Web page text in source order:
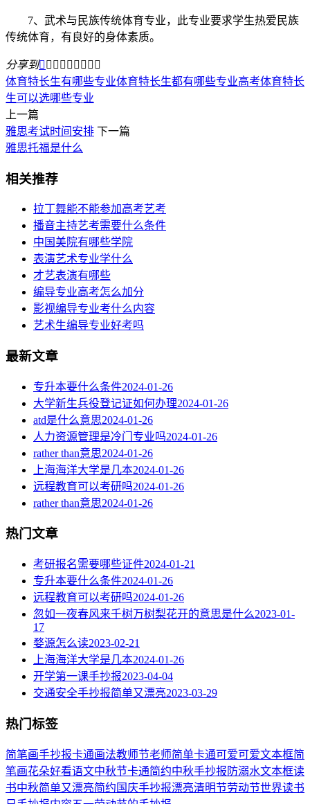
7、武术与民族传统体育专业，此专业要求学生热爱民族
传统体育，有良好的身体素质。
分享到        
体育特长生有哪些专业体育特长生都有哪些专业高考体育特长
生可以选哪些专业
上一篇
雅思考试时间安排 下一篇
雅思托福是什么
相关推荐
拉丁舞能不能参加高考艺考
播音主持艺考需要什么条件
中国美院有哪些学院
表演艺术专业学什么
才艺表演有哪些
编导专业高考怎么加分
影视编导专业考什么内容
艺术生编导专业好考吗
最新文章
专升本要什么条件2024-01-26
大学新生兵役登记证如何办理2024-01-26
atd是什么意思2024-01-26
人力资源管理是冷门专业吗2024-01-26
rather than意思2024-01-26
上海海洋大学是几本2024-01-26
远程教育可以考研吗2024-01-26
rather than意思2024-01-26
热门文章
考研报名需要哪些证件2024-01-21
专升本要什么条件2024-01-26
远程教育可以考研吗2024-01-26
忽如一夜春风来千树万树梨花开的意思是什么2023-01-
17
婺源怎么读2023-02-21
上海海洋大学是几本2024-01-26
开学第一课手抄报2023-04-04
交通安全手抄报简单又漂亮2023-03-29
热门标签
简笔画手抄报卡通画法教师节老师简单卡通可爱可爱文本框简
笔画花朵好看语文中秋节卡通简约中秋手抄报 防溺水文本框读
书中秋简单又漂亮简约 国庆手抄报漂亮清明节劳动节世界读书